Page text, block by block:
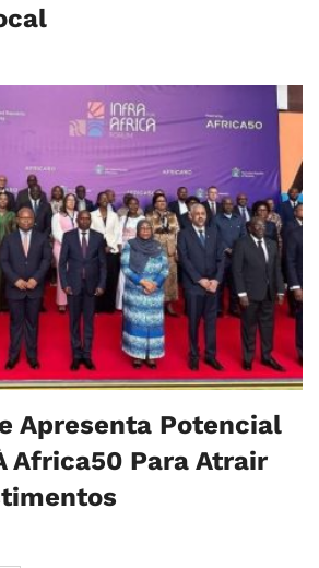
Apresenta Potencial
Africa50 Para Atrair